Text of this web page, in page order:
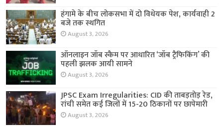
हंगामे के बीच लोकसभा में दो विधेयक पेश, कार्यवाही 2
बजे तक स्थगित
August 3, 2026
ऑनलाइन जॉब स्कैम पर आधारित ‘जॉब ट्रैफिकिंग’ की
पहली झलक आयी सामने
August 3, 2026
JPSC Exam Irregularities: CID की ताबड़तोड़ रेड,
रांची समेत कई जिलों में 15-20 ठिकानों पर छापेमारी
August 3, 2026